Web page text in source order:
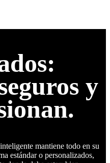
y
mantiene todo en su
estándar o personalizados,